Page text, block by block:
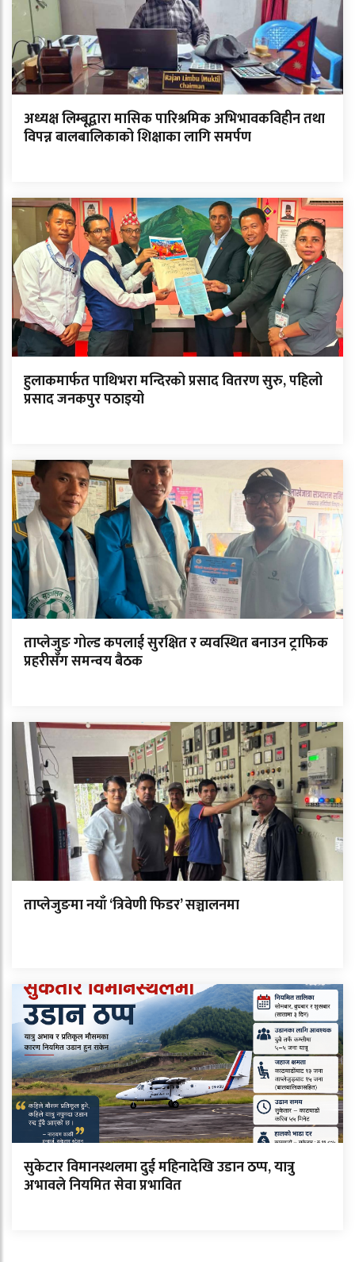
अध्यक्ष लिम्बूद्वारा मासिक पारिश्रमिक अभिभावकविहीन तथा
विपन्न बालबालिकाको शिक्षाका लागि समर्पण
हुलाकमार्फत पाथिभरा मन्दिरको प्रसाद वितरण सुरु, पहिलो
प्रसाद जनकपुर पठाइयो
ताप्लेजुङ गोल्ड कपलाई सुरक्षित र व्यवस्थित बनाउन ट्राफिक
प्रहरीसँग समन्वय बैठक
ताप्लेजुङमा नयाँ ‘त्रिवेणी फिडर’ सञ्चालनमा
सुकेटार विमानस्थलमा दुई महिनादेखि उडान ठप्प, यात्रु
अभावले नियमित सेवा प्रभावित